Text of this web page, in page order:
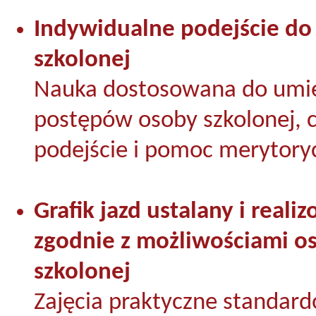
Indywidualne podejście
szkolonej
Nauka dostosowana do
postępów osoby szkolonej,
podejście i pomoc
Grafik jazd ustalany i
zgodnie z możliwościami
szkolonej
Zajęcia praktyczne